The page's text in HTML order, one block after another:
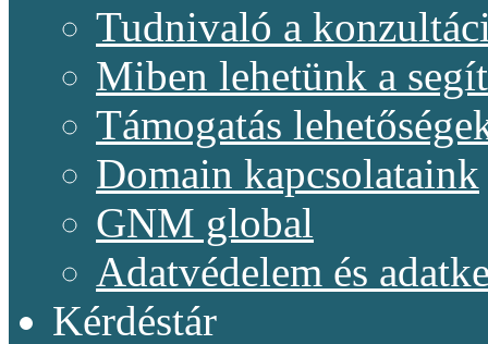
Tudnivaló a
Miben lehetünk a
Támogatás
Domain kapcsolataink
GNM global
Adatvédelem és
Kérdéstár